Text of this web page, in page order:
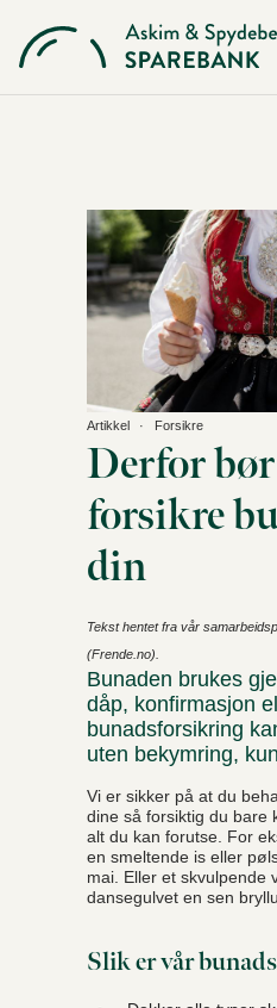
Artikkel Forsikre
Derfor
forsikre
din
Tekst hentet fra vår
(Frende.no).
Bunaden brukes
dåp, konfirmasjon
bunadsforsikring
uten bekymring,
Vi er sikker på at du
dine så forsiktig du bare
alt du kan forutse. For
en smeltende is eller
mai. Eller et skvulpende
dansegulvet en sen
Slik er vår